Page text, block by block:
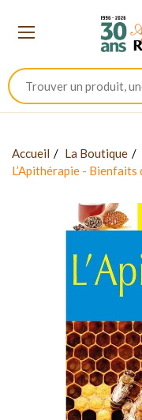
Accueil La Boutique
L’Apithérapie -